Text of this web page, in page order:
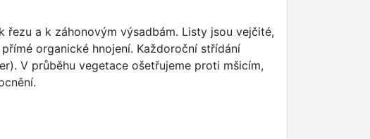
a k záhonovým výsadbám. Listy jsou vejčité,
organické hnojení. Každoroční střídání
V průběhu vegetace ošetřujeme proti mšicím,